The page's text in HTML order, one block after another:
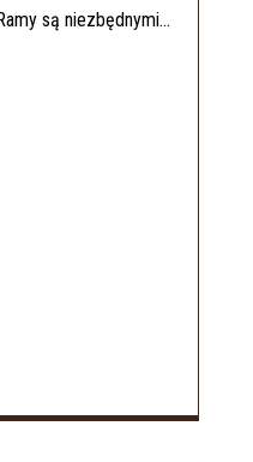
są niezbędnymi...